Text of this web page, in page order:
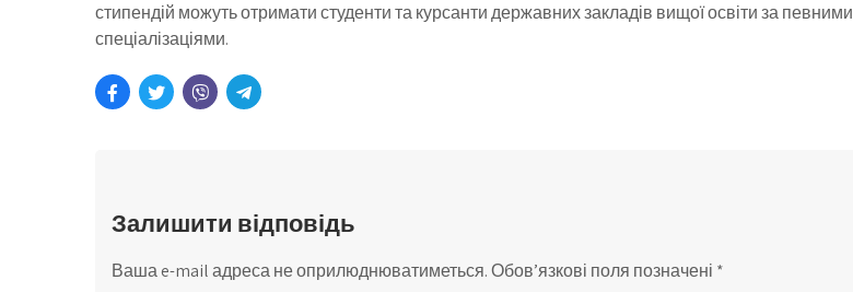
стипендій можуть отримати студенти та курсанти державних закладів вищої освіти за певними
спеціалізаціями.
Залишити відповідь
Ваша e-mail адреса не оприлюднюватиметься.Обов’язкові поля позначені *